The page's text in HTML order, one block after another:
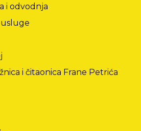
i odvodnja
i čitaonica Frane Petrića